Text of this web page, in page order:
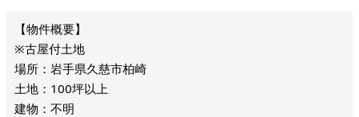
※古屋付土地
場所：岩手県久慈市柏崎
土地：100坪以上
建物：不明